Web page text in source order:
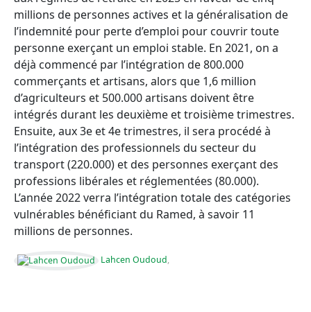
millions de personnes actives et la généralisation de
l’indemnité pour perte d’emploi pour couvrir toute
personne exerçant un emploi stable. En 2021, on a
déjà commencé par l’intégration de 800.000
commerçants et artisans, alors que 1,6 million
d’agriculteurs et 500.000 artisans doivent être
intégrés durant les deuxième et troisième trimestres.
Ensuite, aux 3e et 4e trimestres, il sera procédé à
l’intégration des professionnels du secteur du
transport (220.000) et des personnes exerçant des
professions libérales et réglementées (80.000).
L’année 2022 verra l’intégration totale des catégories
vulnérables bénéficiant du Ramed, à savoir 11
millions de personnes.
Lahcen Oudoud,